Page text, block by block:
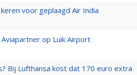
voor geplaagd Air India
Aviapartner op Luik Airport
Bij Lufthansa kost dat 170 euro extra